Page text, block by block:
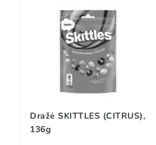
Dražė SKITTLES (CITRUS),
136g